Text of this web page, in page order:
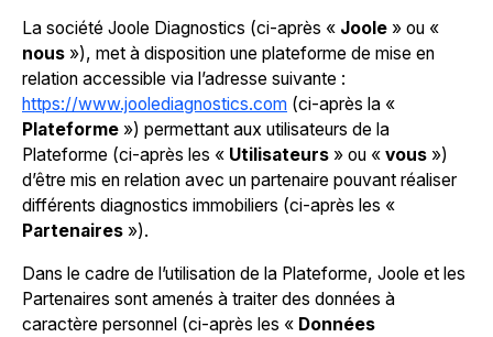
La société Joole Diagnostics (ci-après « Joole » ou «
nous »), met à disposition une plateforme de mise en
relation accessible via l’adresse suivante :
https://www.joolediagnostics.com (ci-après la «
Plateforme ») permettant aux utilisateurs de la
Plateforme (ci-après les « Utilisateurs » ou « vous »)
d’être mis en relation avec un partenaire pouvant réaliser
différents diagnostics immobiliers (ci-après les «
Partenaires »).
Dans le cadre de l’utilisation de la Plateforme, Joole et les
Partenaires sont amenés à traiter des données à
caractère personnel (ci-après les « Données